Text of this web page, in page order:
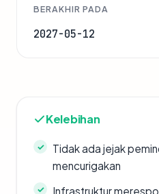
BERAKHIR PADA
2027-05-12
Kelebihan
Tidak ada jejak
mencurigakan
Infrastruktur